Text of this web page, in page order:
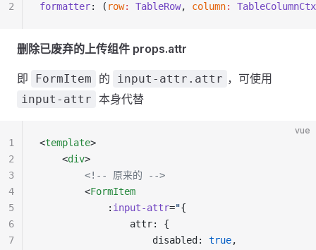
formatter: ( row: TableRow, column: TableColumnCtx
2
删除已废弃的上传组件 props.attr
即 FormItem 的 input-attr.attr ，可使用
input-attr 本身代替
vue
<template>
    <
div>
        <!-- 原来的 -->
        <
FormItem
            :
input-attr="{
                attr: {
                    disabled:
true,
1
2
3
4
5
6
7